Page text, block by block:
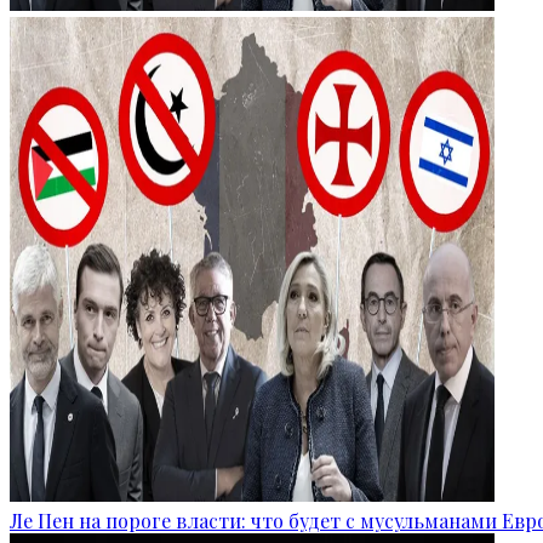
Ле Пен на пороге власти: что будет с мусульманами